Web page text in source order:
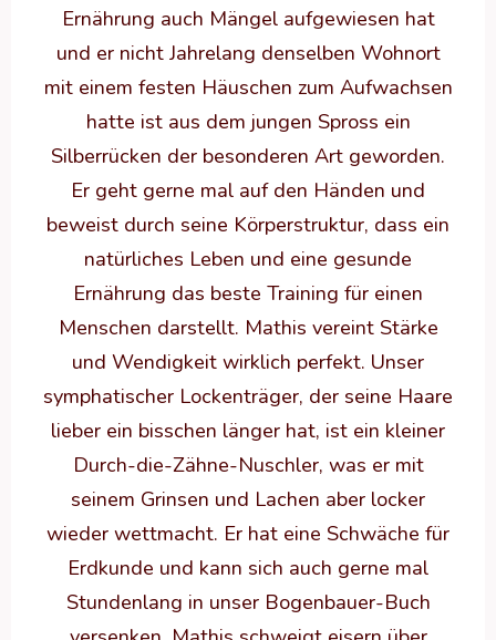
Ernährung auch Mängel aufgewiesen hat
und er nicht Jahrelang denselben Wohnort
mit einem festen Häuschen zum Aufwachsen
hatte ist aus dem jungen Spross ein
Silberrücken der besonderen Art geworden.
Er geht gerne mal auf den Händen und
beweist durch seine Körperstruktur, dass ein
natürliches Leben und eine gesunde
Ernährung das beste Training für einen
Menschen darstellt. Mathis vereint Stärke
und Wendigkeit wirklich perfekt. Unser
symphatischer Lockenträger, der seine Haare
lieber ein bisschen länger hat, ist ein kleiner
Durch-die-Zähne-Nuschler, was er mit
seinem Grinsen und Lachen aber locker
wieder wettmacht. Er hat eine Schwäche für
Erdkunde und kann sich auch gerne mal
Stundenlang in unser Bogenbauer-Buch